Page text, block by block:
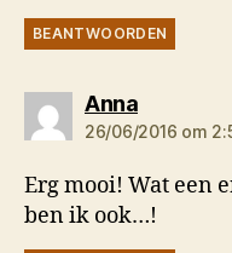
BEANTWOORDEN
Annazegt:
26/06/2016 om
Erg mooi! Wat een
ben ik ook…!